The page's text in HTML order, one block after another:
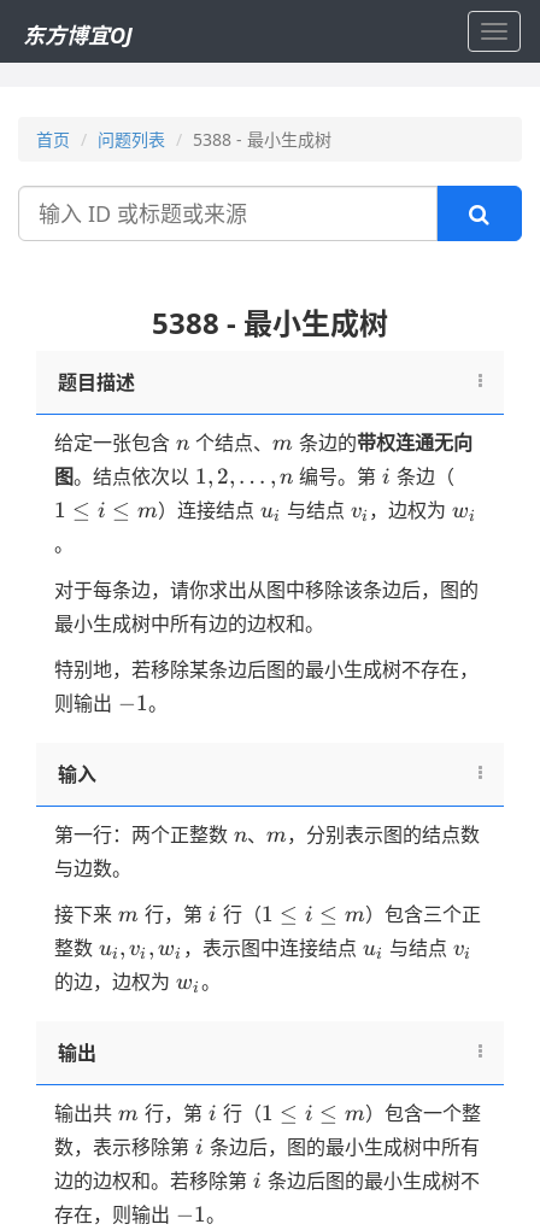
东方博宜OJ
首页 问题列表 5388 - 最小生成树
搜
5388 - 最小生成树
题目描述
给定一张包含 n
n 个结点、 m
m 条边的带权连通无向
图。结点依次以 1, 2,
\dots,
n
1, 2, … , n编号。第 i
i 条边（
\le
m
1 ≤ i ≤ m）连接结点 u_i
ui 与结点 v_i
vi ，边权为w_i
wi
。
对于每条边，请你求出从图中移除该条边后，图的
最小生成树中所有边的边权和。
特别地，若移除某条边后图的最小生成树不存在，
则输出 -1
−1。
输入
第一行：两个正整数 n
n、 m
m，分别表示图的结点数
与边数。
接下来 m
m 行，第 i
i 行（1
\le
1 ≤ i ≤ m）包含三个正
整数 u_i,
v_i,
w_i
ui , vi , wi ，表示图中连接结点 u_i
ui 与结点 v_i
vi
的边，边权为 w_i
wi 。
输出
输出共 m
m 行，第 i
i 行（1
\le
i
\le
1 ≤ i ≤ m）包含一个整
数，表示移除第 i
i 条边后，图的最小生成树中所有
边的边权和。若移除第 i
i 条边后图的最小生成树不
存在，则输出 -1
−1。